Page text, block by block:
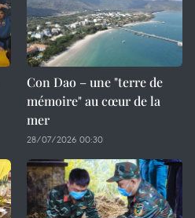
Con Dao – une "terre de
mémoire" au cœur de la
mer
28/07/2026 00:30